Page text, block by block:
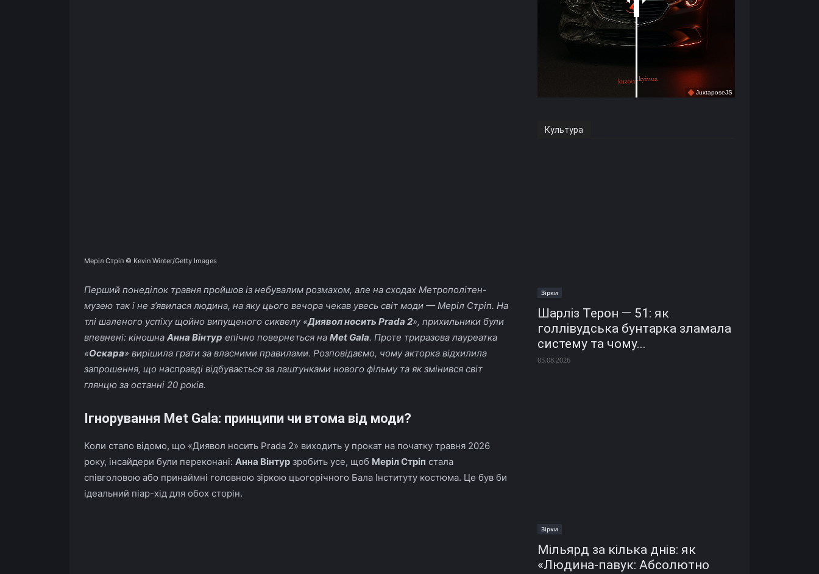
Меріл Стріп © Kevin Winter/Getty Images
Перший понеділок травня пройшов із небувалим розмахом, але на сходах Метрополітен-
музею так і не з’явилася людина, на яку цього вечора чекав увесь світ моди — Меріл Стріп. На
тлі шаленого успіху щойно випущеного сиквелу «Диявол носить Prada 2», прихильники були
впевнені: кіношна Анна Вінтур епічно повернеться на Met Gala. Проте триразова лауреатка
«Оскара» вирішила грати за власними правилами. Розповідаємо, чому акторка відхилила
запрошення, що насправді відбувається за лаштунками нового фільму та як змінився світ
глянцю за останні 20 років.
Ігнорування Met Gala: принципи чи втома від моди?
Коли стало відомо, що «Диявол носить Prada 2» виходить у прокат на початку травня 2026
року, інсайдери були переконані: Анна Вінтур зробить усе, щоб Меріл Стріп стала
співголовою або принаймні головною зіркою цьогорічного Бала Інституту костюма. Це був би
ідеальний піар-хід для обох сторін.
Культура
Зірки
Шарліз Терон — 51: як
голлівудська бунтарка зламала
систему та чому...
05.08.2026
Зірки
Мільярд за кілька днів: як
«Людина-павук: Абсолютно